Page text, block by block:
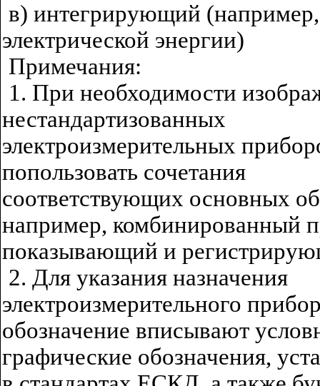
в) интегрирующий (например,
электрической энергии)
Примечания:
1. При необходимости
нестандартизованных
электроизмерительных
попользовать сочетания
соответствующих основных
например, комбинированный
показывающий и
2. Для указания назначения
электроизмерительного
обозначение вписывают
графические обозначения,